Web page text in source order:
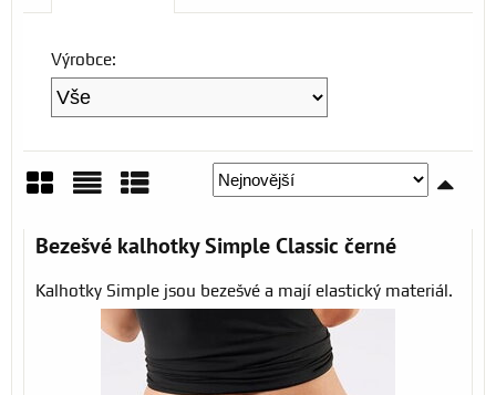
Výrobce:
Mřížka
Bezešvé kalhotky Simple Classic černé
Kalhotky Simple jsou bezešvé a mají elastický materiál.